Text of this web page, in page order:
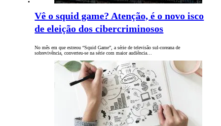
Vê o squid game? Atenção, é o novo isco
de eleição dos cibercriminosos
No mês em que estreou “Squid Game”, a série de televisão sul-coreana de
sobrevivência, converteu-se na série com maior audiência…